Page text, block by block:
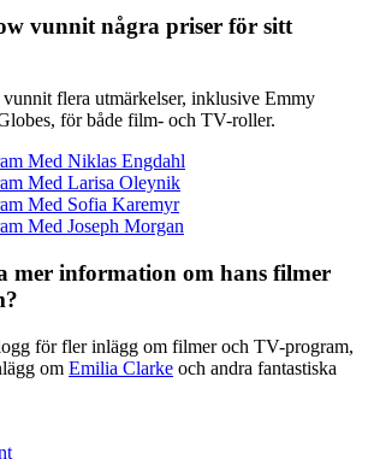
vunnit några priser för sitt
flera utmärkelser, inklusive Emmy
för både film- och TV-roller.
Med Niklas Engdahl
Med Larisa Oleynik
Med Sofia Karemyr
Med Joseph Morgan
mer information om hans filmer
för fler inlägg om filmer och TV-program,
om Emilia Clarke och andra fantastiska